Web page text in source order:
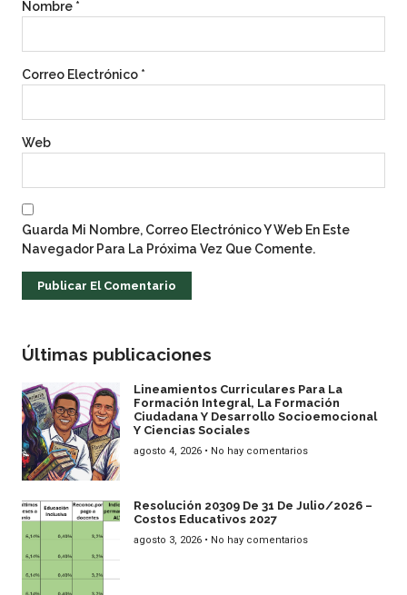
Nombre *
Correo Electrónico *
Web
Guarda Mi Nombre, Correo Electrónico Y Web En Este
Navegador Para La Próxima Vez Que Comente.
Últimas publicaciones
Lineamientos Curriculares Para La
Formación Integral, La Formación
Ciudadana Y Desarrollo Socioemocional
Y Ciencias Sociales
agosto 4, 2026 No hay comentarios
Resolución 20309 De 31 De Julio/2026 –
Costos Educativos 2027
agosto 3, 2026 No hay comentarios